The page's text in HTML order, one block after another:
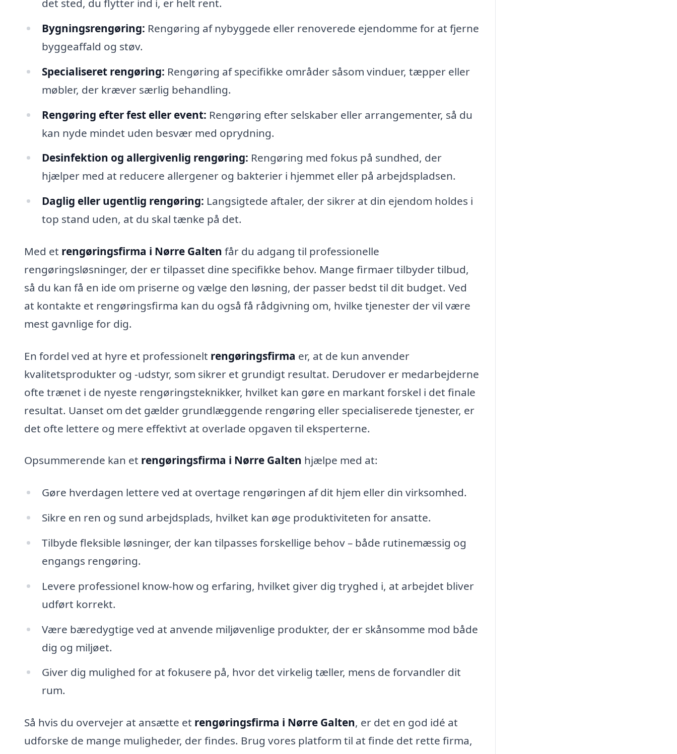
det sted, du flytter ind i, er helt rent.
Bygningsrengøring: Rengøring af nybyggede eller renoverede ejendomme for at fjerne
byggeaffald og støv.
Specialiseret rengøring: Rengøring af specifikke områder såsom vinduer, tæpper eller
møbler, der kræver særlig behandling.
Rengøring efter fest eller event: Rengøring efter selskaber eller arrangementer, så du
kan nyde mindet uden besvær med oprydning.
Desinfektion og allergivenlig rengøring: Rengøring med fokus på sundhed, der
hjælper med at reducere allergener og bakterier i hjemmet eller på arbejdspladsen.
Daglig eller ugentlig rengøring: Langsigtede aftaler, der sikrer at din ejendom holdes i
top stand uden, at du skal tænke på det.
Med et rengøringsfirma i Nørre Galten får du adgang til professionelle
rengøringsløsninger, der er tilpasset dine specifikke behov. Mange firmaer tilbyder tilbud,
så du kan få en ide om priserne og vælge den løsning, der passer bedst til dit budget. Ved
at kontakte et rengøringsfirma kan du også få rådgivning om, hvilke tjenester der vil være
mest gavnlige for dig.
En fordel ved at hyre et professionelt rengøringsfirma er, at de kun anvender
kvalitetsprodukter og -udstyr, som sikrer et grundigt resultat. Derudover er medarbejderne
ofte trænet i de nyeste rengøringsteknikker, hvilket kan gøre en markant forskel i det finale
resultat. Uanset om det gælder grundlæggende rengøring eller specialiserede tjenester, er
det ofte lettere og mere effektivt at overlade opgaven til eksperterne.
Opsummerende kan et rengøringsfirma i Nørre Galten hjælpe med at:
Gøre hverdagen lettere ved at overtage rengøringen af dit hjem eller din virksomhed.
Sikre en ren og sund arbejdsplads, hvilket kan øge produktiviteten for ansatte.
Tilbyde fleksible løsninger, der kan tilpasses forskellige behov – både rutinemæssig og
engangs rengøring.
Levere professionel know-how og erfaring, hvilket giver dig tryghed i, at arbejdet bliver
udført korrekt.
Være bæredygtige ved at anvende miljøvenlige produkter, der er skånsomme mod både
dig og miljøet.
Giver dig mulighed for at fokusere på, hvor det virkelig tæller, mens de forvandler dit
rum.
Så hvis du overvejer at ansætte et rengøringsfirma i Nørre Galten, er det en god idé at
udforske de mange muligheder, der findes. Brug vores platform til at finde det rette firma,